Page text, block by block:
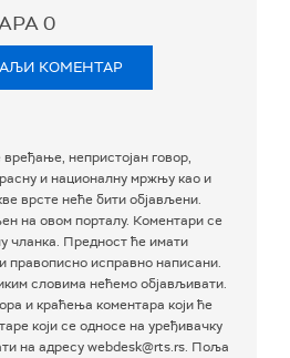
0
КОМЕНТАР
непристојан говор,
и националну мржњу као и
врсте неће бити објављени.
на овом порталу. Коментари се
чланка. Предност ће имати
правописно исправно написани.
словима нећемо објављивати.
и краћења коментара који ће
који се односе на уређивачку
на адресу webdesk@rts.rs. Поља